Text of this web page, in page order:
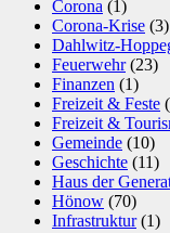
Corona (1)
Corona-Krise (3)
Dahlwitz-
Feuerwehr(23)
Finanzen (1)
Freizeit & Feste
Freizeit &
Gemeinde (10)
Geschichte (11)
Haus der
Hönow (70)
Infrastruktur(1)